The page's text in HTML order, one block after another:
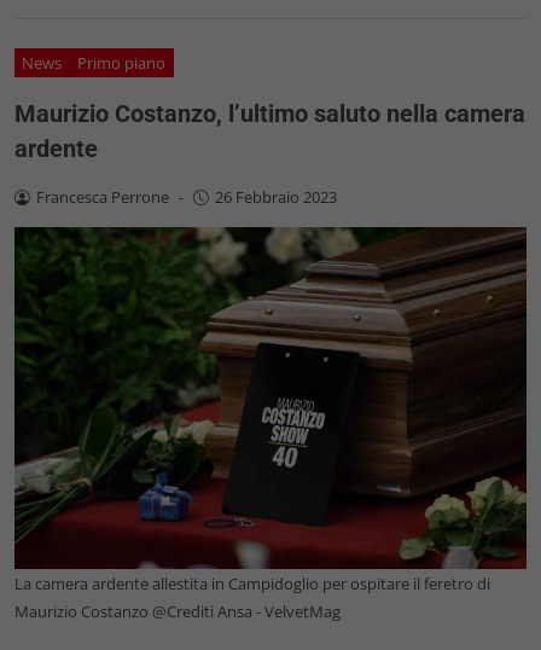
News Primo piano
Maurizio Costanzo, l’ultimo saluto nella camera
ardente
Francesca Perrone - 26 Febbraio 2023
La camera ardente allestita in Campidoglio per ospitare il feretro di
Maurizio Costanzo @Crediti Ansa - VelvetMag